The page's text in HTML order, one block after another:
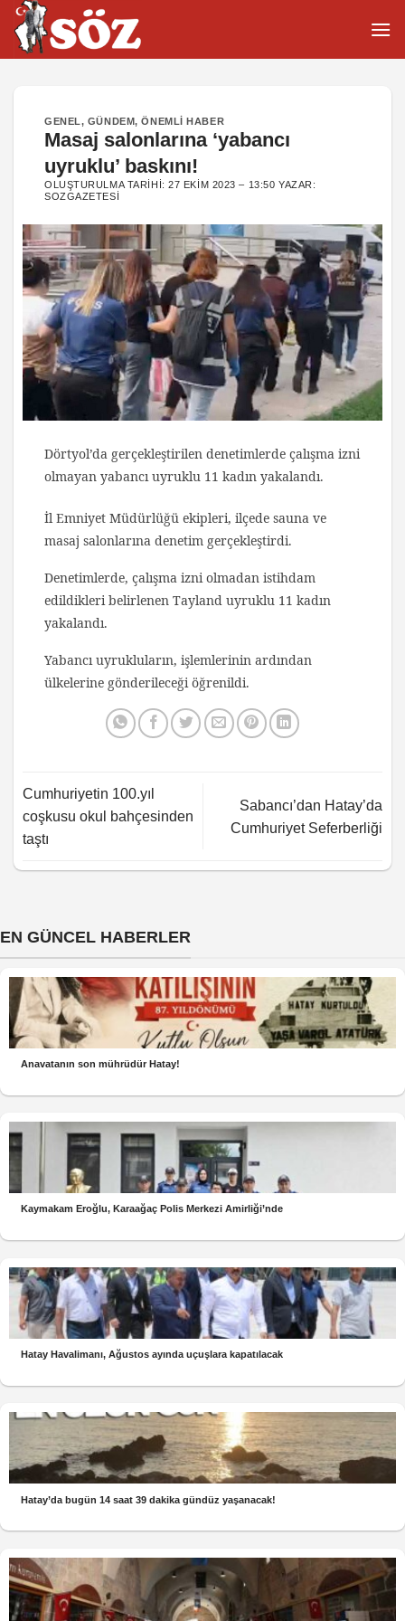
İçeriğe
atla
GENEL, GÜNDEM,ÖNEMLI HABER
Masaj salonlarına ‘yabancı
uyruklu’ baskını!
OLUŞTURULMA TARIHI:27 EKIM 2023 – 13:50 YAZAR:
SOZGAZETESI
Dörtyol’da gerçekleştirilen denetimlerde çalışma izni
olmayan yabancı uyruklu 11 kadın yakalandı.
İl Emniyet Müdürlüğü ekipleri, ilçede sauna ve
masaj salonlarına denetim gerçekleştirdi.
Denetimlerde, çalışma izni olmadan istihdam
edildikleri belirlenen Tayland uyruklu 11 kadın
yakalandı.
Yabancı uyrukluların, işlemlerinin ardından
ülkelerine gönderileceği öğrenildi.
Cumhuriyetin 100.yıl
coşkusu okul bahçesinden
taştı
Sabancı’dan Hatay’da
Cumhuriyet Seferberliği
EN GÜNCEL HABERLER
Anavatanın son mührüdür Hatay!
Kaymakam Eroğlu, Karaağaç Polis Merkezi Amirliği’nde
Hatay Havalimanı, Ağustos ayında uçuşlara kapatılacak
Hatay’da bugün 14 saat 39 dakika gündüz yaşanacak!